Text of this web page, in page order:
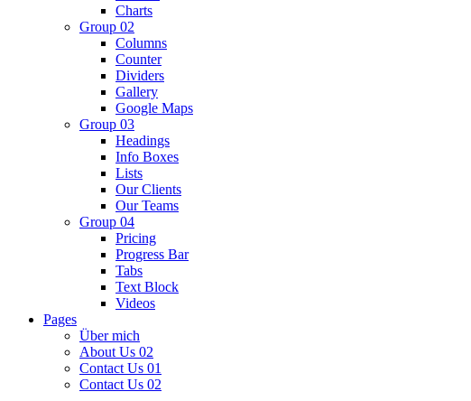
Charts
Group 02
Columns
Counter
Dividers
Gallery
Google Maps
Group 03
Headings
Info Boxes
Lists
Our Clients
Our Teams
Group 04
Pricing
Progress Bar
Tabs
Text Block
Videos
Pages
Über mich
About Us 02
Contact Us 01
Contact Us 02